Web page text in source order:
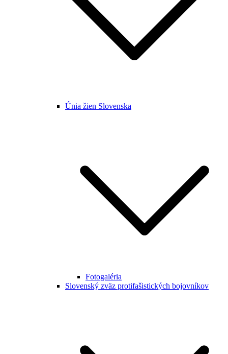
Únia žien Slovenska
Fotogaléria
Slovenský zväz protifašistických bojovníkov